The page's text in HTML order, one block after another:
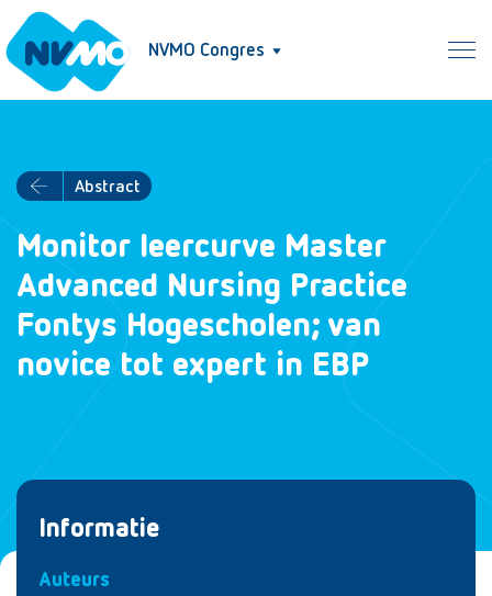
NVMO Congres
Abstract
Monitor leercurve Master
Advanced Nursing Practice
Fontys Hogescholen; van
novice tot expert in EBP
Informatie
Auteurs